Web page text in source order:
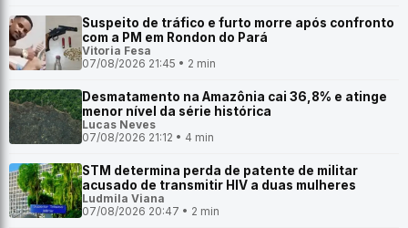
Suspeito de tráfico e furto morre após confronto
com a PM em Rondon do Pará
Vitoria Fesa
07/08/2026 21:45 • 2 min
Desmatamento na Amazônia cai 36,8% e atinge
menor nível da série histórica
Lucas Neves
07/08/2026 21:12 • 4 min
STM determina perda de patente de militar
acusado de transmitir HIV a duas mulheres
Ludmila Viana
07/08/2026 20:47 • 2 min